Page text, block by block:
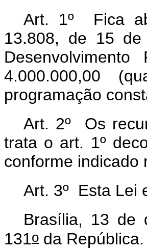
Art. 1º Fica
13.808, de 15
4.000.000,00
programação
Art. 2º Os
trata o art. 1º
conforme indicado
Art. 3º Esta Lei
Brasília, 13 de
131o da República.